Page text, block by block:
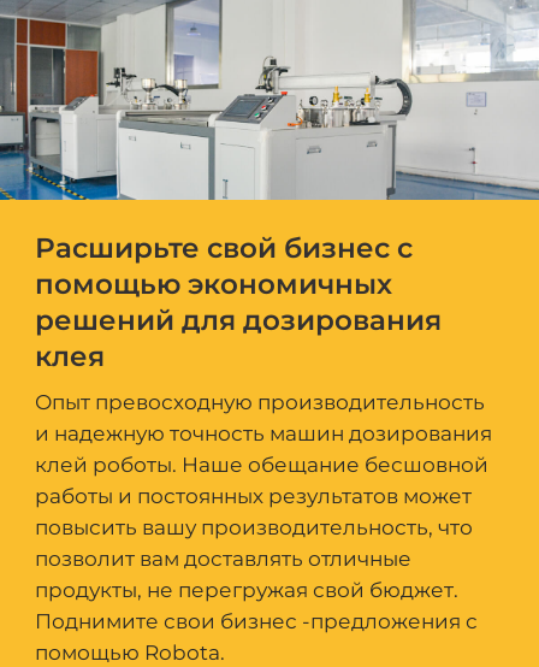
Расширьте свой бизнес с
помощью экономичных
решений для дозирования
клея
Опыт превосходную производительность
и надежную точность машин дозирования
клей роботы. Наше обещание бесшовной
работы и постоянных результатов может
повысить вашу производительность, что
позволит вам доставлять отличные
продукты, не перегружая свой бюджет.
Поднимите свои бизнес -предложения с
помощью Robota.